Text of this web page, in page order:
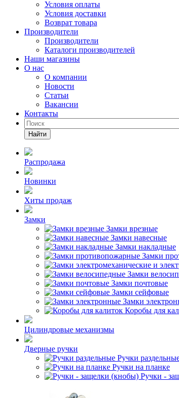
Условия оплаты
Условия доставки
Возврат товара
Производители
Производители
Каталоги производителей
Наши магазины
О нас
О компании
Новости
Статьи
Вакансии
Контакты
Найти
Распродажа
Новинки
Хиты продаж
Замки
Замки врезные
Замки навесные
Замки накладные
Замки
Замки
Замки почтовые
Замки сейфовые
Замки
Коробы для
Цилиндровые механизмы
Дверные ручки
Ручки
Ручки на планке
Ручки -